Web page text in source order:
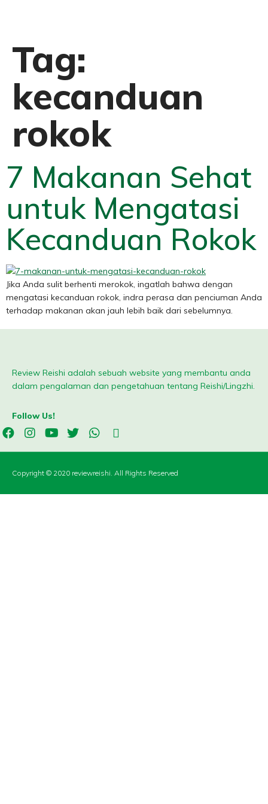
Tag:
kecanduan
rokok
7 Makanan Sehat
untuk Mengatasi
Kecanduan Rokok
Jika Anda sulit berhenti merokok, ingatlah bahwa dengan
mengatasi kecanduan rokok, indra perasa dan penciuman Anda
terhadap makanan akan jauh lebih baik dari sebelumnya.
Review Reishi adalah sebuah website yang membantu anda
dalam pengalaman dan pengetahuan tentang Reishi/Lingzhi.
Follow Us!
Copyright © 2020 reviewreishi. All Rights Reserved